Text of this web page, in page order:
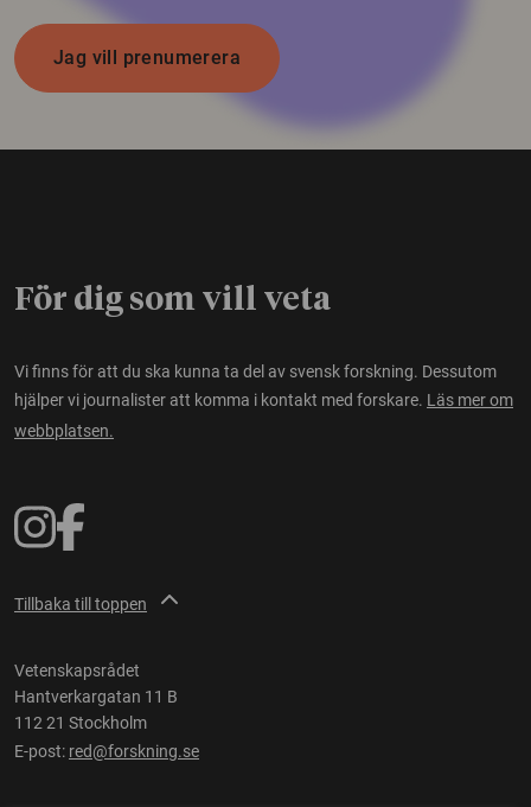
Jag vill prenumerera
För dig som vill veta
Vi finns för att du ska kunna ta del av svensk forskning. Dessutom
hjälper vi journalister att komma i kontakt med forskare. Läs mer om
webbplatsen.
Tillbaka till toppen
Vetenskapsrådet
Hantverkargatan 11 B
112 21 Stockholm
E-post: red@forskning.se